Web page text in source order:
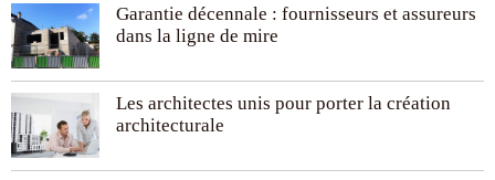
Garantie décennale : fournisseurs et assureurs
dans la ligne de mire
Les architectes unis pour porter la création
architecturale